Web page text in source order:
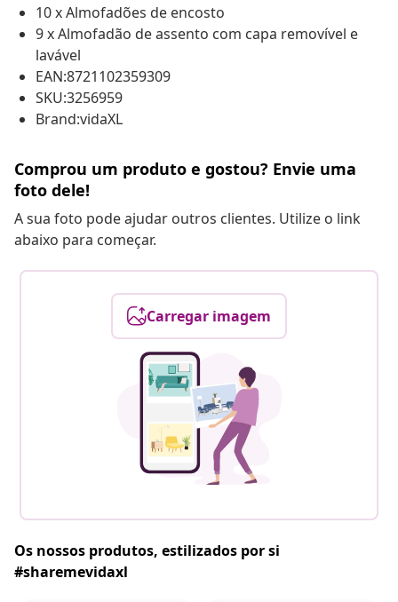
10 x Almofadões de encosto
9 x Almofadão de assento com capa removível e
lavável
EAN:8721102359309
SKU:3256959
Brand:vidaXL
Comprou um produto e gostou? Envie uma
foto dele!
A sua foto pode ajudar outros clientes. Utilize o link
abaixo para começar.
Carregar imagem
Os nossos produtos, estilizados por si
#sharemevidaxl